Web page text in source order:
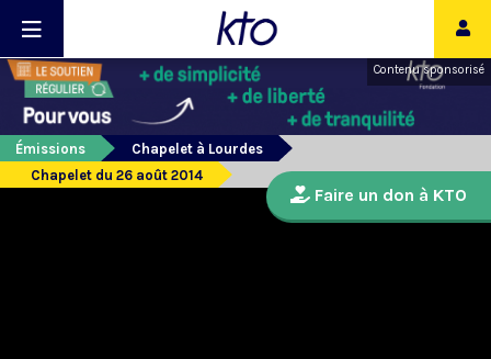
Contenu sponsorisé
Émissions
Chapelet à Lourdes
Chapelet du 26 août 2014
Faire un don à KTO